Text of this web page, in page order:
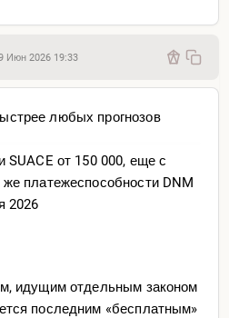
Июн 2026 19:33
любых прогнозов
SUACE от 150 000, еще с
платежеспособности DNM
2026
идущим отдельным законом
последним «бесплатным»